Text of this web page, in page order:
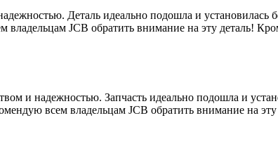
Деталь идеально подошла и установилась
JCB обратить внимание на эту деталь!
и надежностью. Запчасть идеально подошла и
всем владельцам JCB обратить внимание на